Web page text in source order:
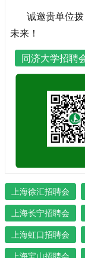
诚邀贵单位
未来！
同济大学招聘
上海徐汇招聘会
上海长宁招聘会
上海虹口招聘会